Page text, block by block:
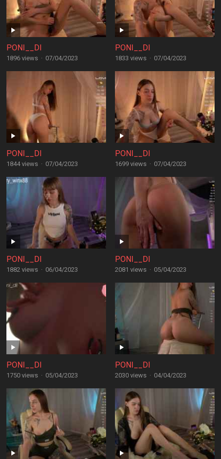
PONI__DI
1896 views · 07/04/2023
PONI__DI
1833 views · 07/04/2023
PONI__DI
1844 views · 07/04/2023
PONI__DI
1699 views · 07/04/2023
PONI__DI
1882 views · 06/04/2023
PONI__DI
2081 views · 05/04/2023
PONI__DI
1750 views · 05/04/2023
PONI__DI
2030 views · 04/04/2023